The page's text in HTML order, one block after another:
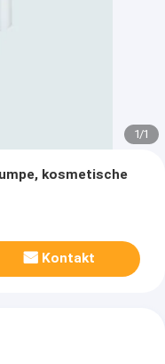
1/1
kosmetische
Kontakt